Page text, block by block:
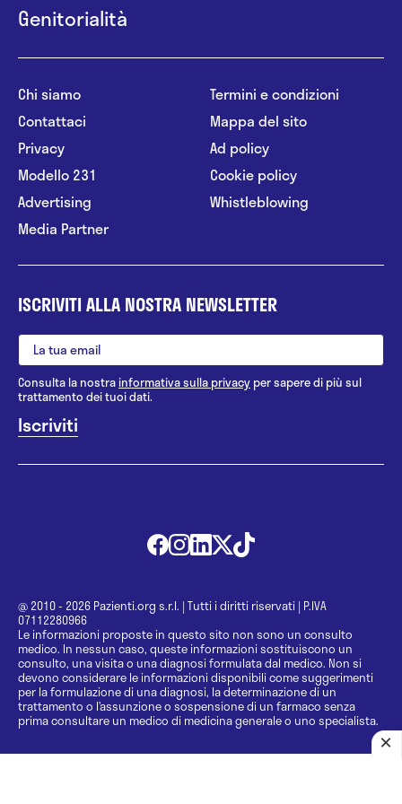
delle persone con disabilità, categorie protette o
in condizioni di svantaggio, si occupano anche di
vari istituti di pena, nel mio caso specifico nella
Casa di reclusione Milano-Opera.
Genitorialità
Chi siamo
Contattaci
Privacy
Modello 231
Advertising
Media Partner
Termini e condizioni
Mappa del sito
Ad policy
Cookie policy
Whistleblowing
ISCRIVITI ALLA NOSTRA NEWSLETTER
Consulta la nostrainformativa sulla privacy per sapere di più sul
trattamento dei tuoi dati.
@ 2010 - 2026 Pazienti.org s.r.l. | Tutti i diritti riservati | P.IVA
07112280966
Le informazioni proposte in questo sito non sono un consulto
medico. In nessun caso, queste informazioni sostituiscono un
consulto, una visita o una diagnosi formulata dal medico. Non si
devono considerare le informazioni disponibili come suggerimenti
per la formulazione di una diagnosi, la determinazione di un
trattamento o l’assunzione o sospensione di un farmaco senza
prima consultare un medico di medicina generale o uno specialista.